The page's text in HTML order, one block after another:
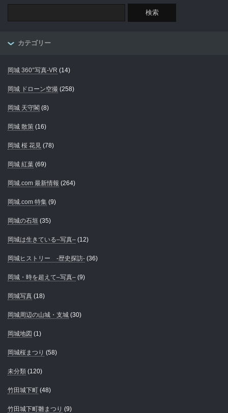
カテゴリー
岡城 360°写真-VR (14)
岡城 ドローン空撮 (258)
岡城 天守閣 (8)
岡城 散策 (16)
岡城 桜 花見 (78)
岡城 紅葉 (69)
岡城.com 最新情報 (264)
岡城.com 特集 (9)
岡城の石垣 (35)
岡城は生きている–写真– (12)
岡城ヒストリー -歴史探訪- (36)
岡城・時を超えて–写真– (9)
岡城写真 (18)
岡城周辺の山城・支城 (30)
岡城地図 (1)
岡城桜まつり (58)
未分類 (120)
竹田城下町 (48)
竹田城下町雛まつり (9)